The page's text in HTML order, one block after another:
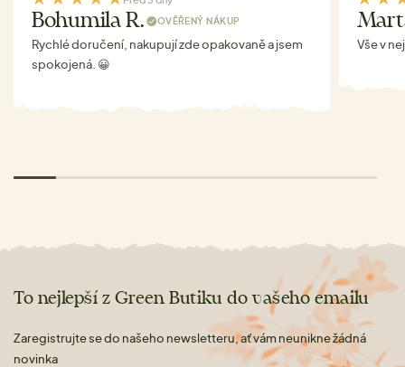
Bohumila R. OVĚŘENÝ NÁKUP
Rychlé doručení, nakupují zde opakovaně a jsem
spokojená. 😀
Vše v
To nejlepší z Green Butiku do vašeho emailu
Zaregistrujte se do našeho newsletteru, ať vám neunikne žádná
novinka